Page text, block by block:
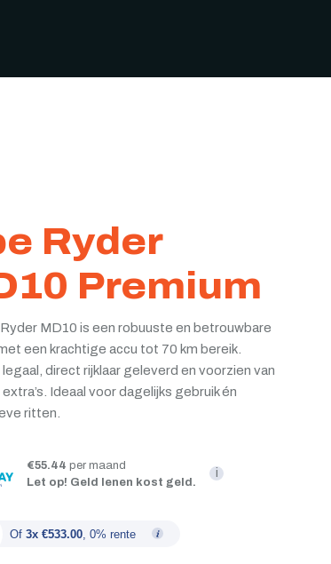
Ryder
Premium
MD10 is een robuuste en betrouwbare
een krachtige accu tot 70 km bereik.
direct rijklaar geleverd en voorzien van
Ideaal voor dagelijks gebruik én
ritten.
€55.44 per maand
Let op! Geld lenen kost geld.
i
Of3x €533.00, 0% rente